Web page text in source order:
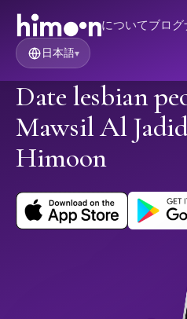
についてブログ
日本語▾
Date lesbian
Mawsil Al
Himoon